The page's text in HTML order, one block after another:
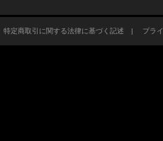
特定商取引に関する法律に基づく記述 | プラ